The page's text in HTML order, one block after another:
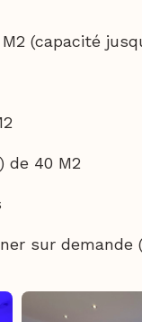
(capacité
de 40 M2
sur demande